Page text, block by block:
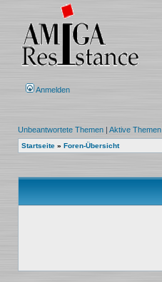
Anmelden
Unbeantwortete Themen | Aktive Themen
Startseite » Foren-Übersicht